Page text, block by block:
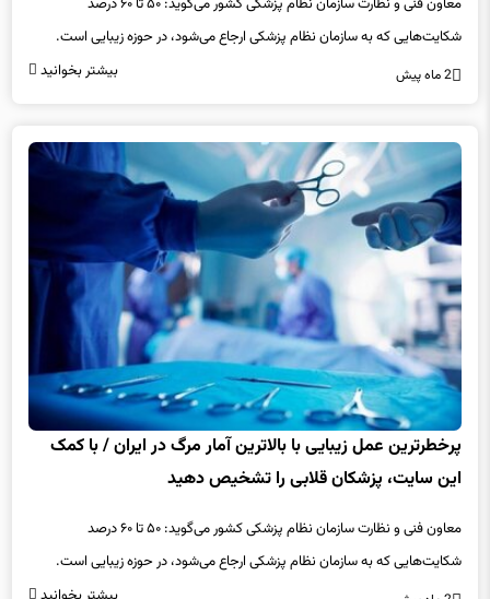
معاون فنی و نظارت سازمان نظام پزشکی کشور می‌گوید: ۵۰ تا ۶۰ درصد
شکایت‌هایی که به سازمان نظام پزشکی ارجاع می‌شود، در حوزه زیبایی است.
2 ماه پیش بیشتر بخوانید
پرخطرترین عمل زیبایی با بالاترین آمار مرگ در ایران / با کمک
این سایت، پزشکان قلابی را تشخیص دهید
معاون فنی و نظارت سازمان نظام پزشکی کشور می‌گوید: ۵۰ تا ۶۰ درصد
شکایت‌هایی که به سازمان نظام پزشکی ارجاع می‌شود، در حوزه زیبایی است.